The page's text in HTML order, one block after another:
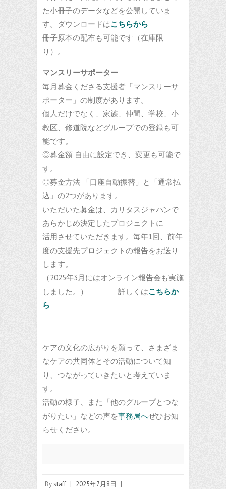
た小冊子のデータなどを公開していま
す。ダウンロードはこちらから
冊子原本の配布も可能です（在庫限
り）。
マンスリーサポーター
毎月募金くださる支援者「マンスリーサ
ポーター」の制度があります。
個人だけでなく、家族、仲間、学校、小
教区、修道院などグループでの登録も可
能です。
◎募金額 自由に設定でき、変更も可能で
す。
◎募金方法 「口座自動振替」と「通常払
込」の2つがあります。
いただいた募金は、カリタスジャパンで
あらかじめ決定したプロジェクトに
活用させていただきます。毎年1回、前年
度の支援先プロジェクトの報告をお送り
します。
（2025年3月にはオンライン報告会も実施
しました。） 詳しくはこちらか
ら
ケアの文化の広がりを願って、さまざま
なケアの共同体とその活動について知
り、つながっていきたいと考えていま
す。
活動の様子、また「他のグループとつな
がりたい」などの声を事務局へぜひお知
らせください。
Bystaff | 2025年7月8日
|